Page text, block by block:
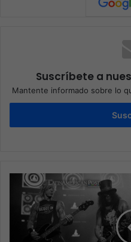
Suscríbete a
Mantente informado sobre lo